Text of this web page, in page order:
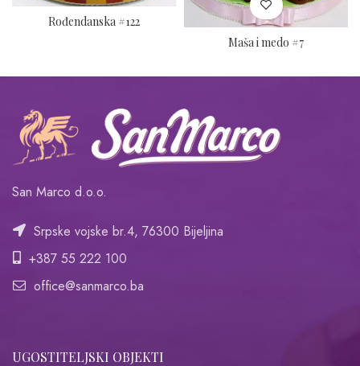
Rođendanska #122
Maša i medo #7
San Marco d.o.o.
Srpske vojske br.4, 76300 Bijeljina
+387 55 222 100
office@sanmarco.ba
UGOSTITELJSKI OBJEKTI